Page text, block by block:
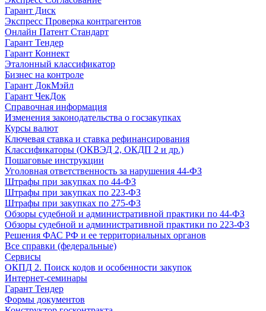
Гарант Диск
Экспресс Проверка контрагентов
Онлайн Патент Стандарт
Гарант Тендер
Гарант Коннект
Эталонный классификатор
Бизнес на контроле
Гарант ДокМэйл
Гарант ЧекДок
Справочная информация
Изменения законодательства о госзакупках
Курсы валют
Ключевая ставка и ставка рефинансирования
Классификаторы (ОКВЭД 2, ОКДП 2 и др.)
Пошаговые инструкции
Уголовная ответственность за нарушения 44-ФЗ
Штрафы при закупках по 44-ФЗ
Штрафы при закупках по 223-ФЗ
Штрафы при закупках по 275-ФЗ
Обзоры судебной и административной практики по 44-ФЗ
Обзоры судебной и административной практики по 223-ФЗ
Решения ФАС РФ и ее территориальных органов
Все справки (федеральные)
Сервисы
ОКПД 2. Поиск кодов и особенности закупок
Интернет-семинары
Гарант Тендер
Формы документов